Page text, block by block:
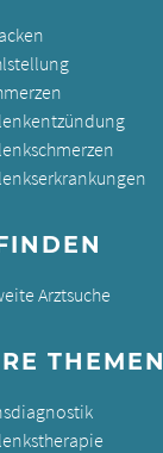
Arztsuche
THEMEN